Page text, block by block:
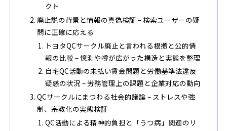
クト
廃止説の背景と情報の真偽検証 – 検索ユーザーの疑
問に正確に応える
トヨタQCサークル廃止と言われる根拠と公的情
報の比較 – 憶測や噂が広がった構造と実態を整理
自宅QC活動の未払い賃金問題と労働基準法違反
疑惑の状況 – 労務管理上の課題と企業対応の動向
QCサークルにまつわる社会的議論 – ストレスや強
制、宗教化の実態検証
QC活動による精神的負担と「うつ病」関連のリ